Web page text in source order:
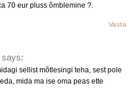
70 eur pluss õmblemine ?.
Vasta
says:
sellist mõtlesingi teha, sest pole
mida ma ise oma peas ette